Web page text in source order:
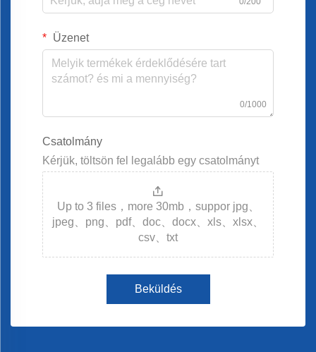
Üzenet
0/1000
Csatolmány
Kérjük, töltsön fel legalább egy csatolmányt
Up to 3 files，more 30mb，suppor jpg、
jpeg、png、pdf、doc、docx、xls、xlsx、
csv、txt
Beküldés